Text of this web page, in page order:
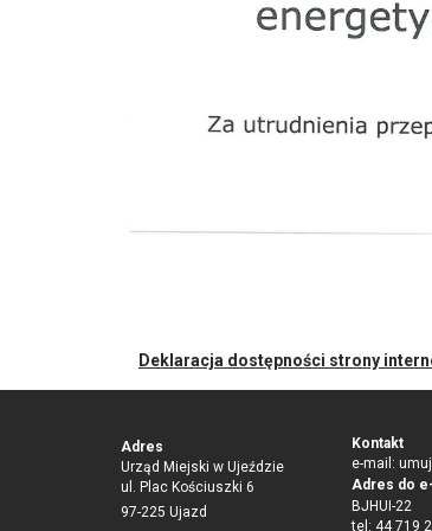
Deklaracja dostępności strony
Adres
Urząd Miejski w Ujeździe
ul. Plac Kościuszki 6
97-225 Ujazd
Kontakt
e-mail:
Adres do
BJHUI-22
tel: 44 719